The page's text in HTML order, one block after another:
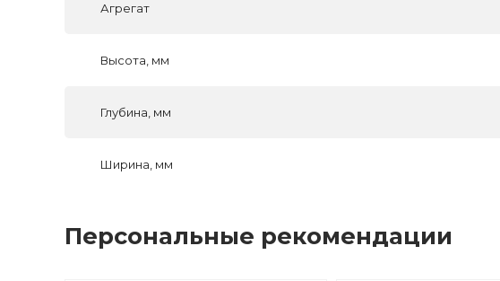
Агрегат
Высота, мм
Глубина, мм
Ширина, мм
Персональные рекомендации